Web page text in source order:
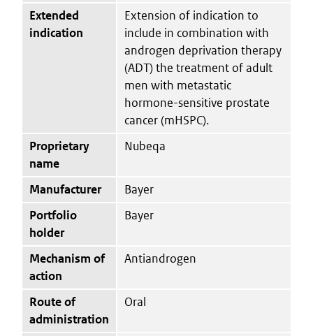
Extended
indication
Extension of indication to
include in combination with
androgen deprivation therapy
(ADT) the treatment of adult
men with metastatic
hormone-sensitive prostate
cancer (mHSPC).
Proprietary
name
Nubeqa
Manufacturer
Bayer
Portfolio
holder
Bayer
Mechanism of
action
Antiandrogen
Route of
administration
Oral